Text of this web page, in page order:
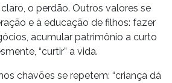
o perdão. Outros valores se
e à educação de filhos: fazer
acumular patrimônio a curto
“curtir” a vida.
chavões se repetem: “criança dá